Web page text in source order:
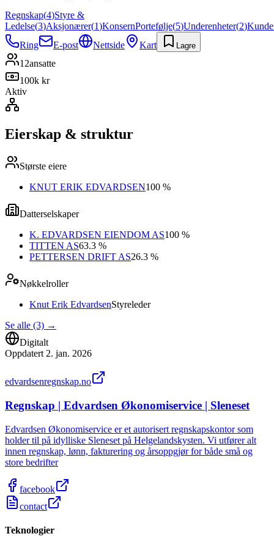
Regnskap(4)Styre &
Ledelse(3)Aksjonærer(1)KonsernPortefølje(5)Underenheter(2)
Ring
E-post Nettside Kart Lagre
12ansatte
100k kr
Aktiv
Eierskap & struktur
Største eiere
KNUT ERIK EDVARDSEN100 %
Datterselskaper
K. EDVARDSEN EIENDOM AS100 %
TITTEN AS63.3 %
PETTERSEN DRIFT AS26.3 %
Nøkkelroller
Knut Erik EdvardsenStyreleder
Se alle (3) →
Digitalt
Oppdatert 2. jan. 2026
edvardsenregnskap.no
Regnskap | Edvardsen Økonomiservice | Sleneset
Edvardsen Økonomiservice er et autorisert regnskapskontor som
holder til på idylliske Sleneset på Helgelandskysten. Vi utfører alt
innen regnskap, lønn, fakturering og årsoppgjør for både små og
store bedrifter
facebook
contact
Teknologier